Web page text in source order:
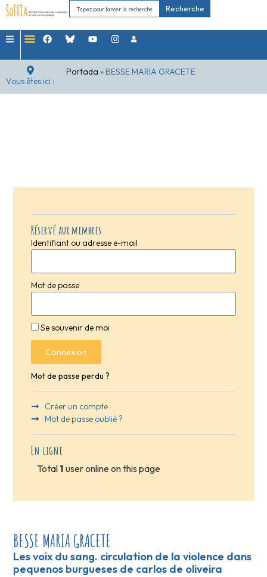
Recherche
Vous êtes ici :
Portada » BESSE MARIA GRACETE
Réservé aux membres
Identifiant ou adresse e-mail
Mot de passe
Se souvenir de moi
Connexion
Mot de passe perdu ?
Créer un compte
Mot de passe oublié ?
En ligne
Total 1 user online on this page
BESSE MARIA GRACETE
Les voix du sang. circulation de la violence dans
pequenos burgueses de carlos de oliveira